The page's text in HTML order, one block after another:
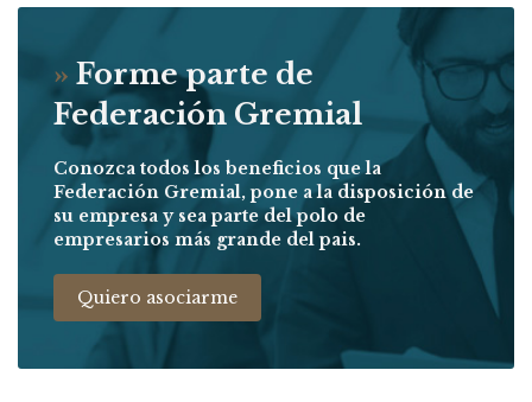
» Forme parte de
Federación Gremial
Conozca todos los beneficios que la
Federación Gremial, pone a la disposición de
su empresa y sea parte del polo de
empresarios más grande del pais.
Quiero asociarme